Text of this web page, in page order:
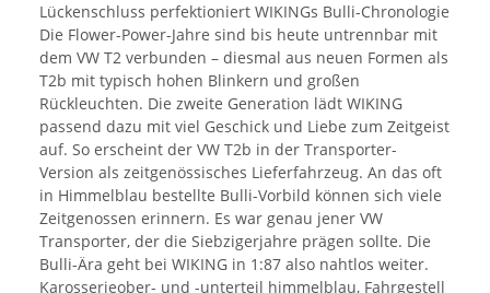
Lückenschluss perfektioniert WIKINGs Bulli-Chronologie
Die Flower-Power-Jahre sind bis heute untrennbar mit
dem VW T2 verbunden – diesmal aus neuen Formen als
T2b mit typisch hohen Blinkern und großen
Rückleuchten. Die zweite Generation lädt WIKING
passend dazu mit viel Geschick und Liebe zum Zeitgeist
auf. So erscheint der VW T2b in der Transporter-
Version als zeitgenössisches Lieferfahrzeug. An das oft
in Himmelblau bestellte Bulli-Vorbild können sich viele
Zeitgenossen erinnern. Es war genau jener VW
Transporter, der die Siebzigerjahre prägen sollte. Die
Bulli-Ära geht bei WIKING in 1:87 also nahtlos weiter.
Karosserieober- und -unterteil himmelblau, Fahrgestell